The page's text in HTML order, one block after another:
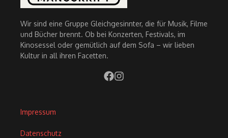
Wir sind eine Gruppe Gleichgesinnter, die für Musik, Filme
und Bücher brennt. Ob bei Konzerten, Festivals, im
Kinosessel oder gemütlich auf dem Sofa – wir lieben
Kultur in all ihren Facetten.
Impressum
Datenschutz